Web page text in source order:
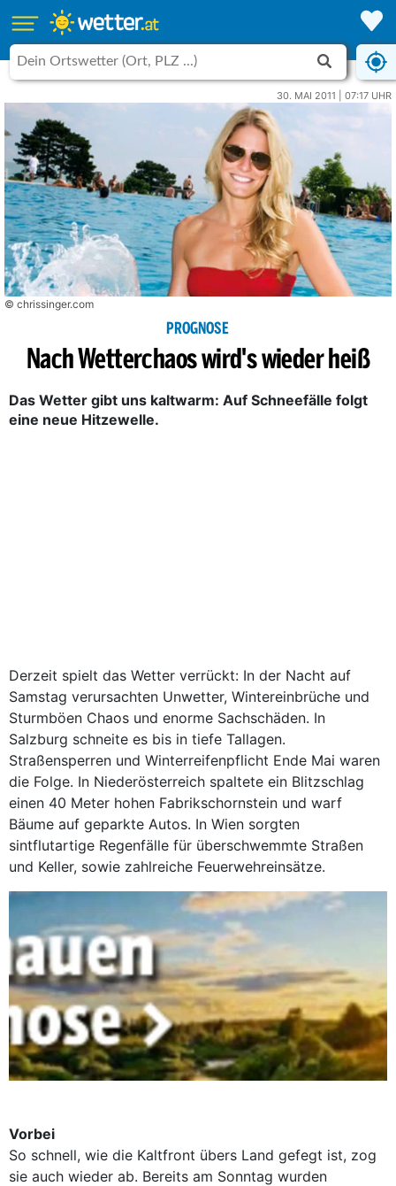
30. MAI 2011 | 07:17 UHR
© chrissinger.com
PROGNOSE
Nach Wetterchaos wird's wieder heiß
Das Wetter gibt uns kaltwarm: Auf Schneefälle folgt
eine neue Hitzewelle.
Derzeit spielt das Wetter verrückt: In der Nacht auf
Samstag verursachten Unwetter, Wintereinbrüche und
Sturmböen Chaos und enorme Sachschäden. In
Salzburg schneite es bis in tiefe Tallagen.
Straßensperren und Winterreifenpflicht Ende Mai waren
die Folge. In Niederösterreich spaltete ein Blitzschlag
einen 40 Meter hohen Fabrikschornstein und warf
Bäume auf geparkte Autos. In Wien sorgten
sintflutartige Regenfälle für überschwemmte Straßen
und Keller, sowie zahlreiche Feuerwehreinsätze.
Vorbei
So schnell, wie die Kaltfront übers Land gefegt ist, zog
sie auch wieder ab. Bereits am Sonntag wurden